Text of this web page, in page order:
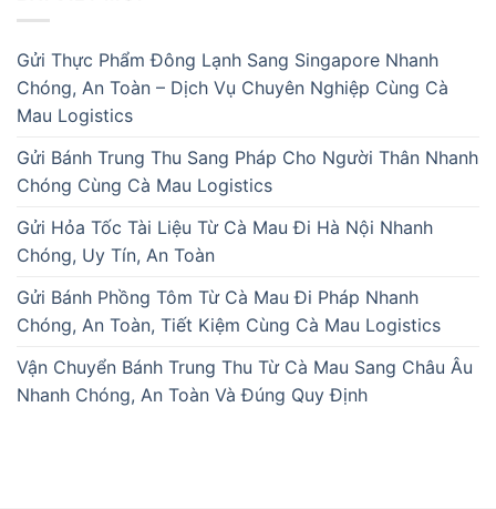
Gửi Thực Phẩm Đông Lạnh Sang Singapore Nhanh
Chóng, An Toàn – Dịch Vụ Chuyên Nghiệp Cùng Cà
Mau Logistics
Gửi Bánh Trung Thu Sang Pháp Cho Người Thân Nhanh
Chóng Cùng Cà Mau Logistics
Gửi Hỏa Tốc Tài Liệu Từ Cà Mau Đi Hà Nội Nhanh
Chóng, Uy Tín, An Toàn
Gửi Bánh Phồng Tôm Từ Cà Mau Đi Pháp Nhanh
Chóng, An Toàn, Tiết Kiệm Cùng Cà Mau Logistics
Vận Chuyển Bánh Trung Thu Từ Cà Mau Sang Châu Âu
Nhanh Chóng, An Toàn Và Đúng Quy Định